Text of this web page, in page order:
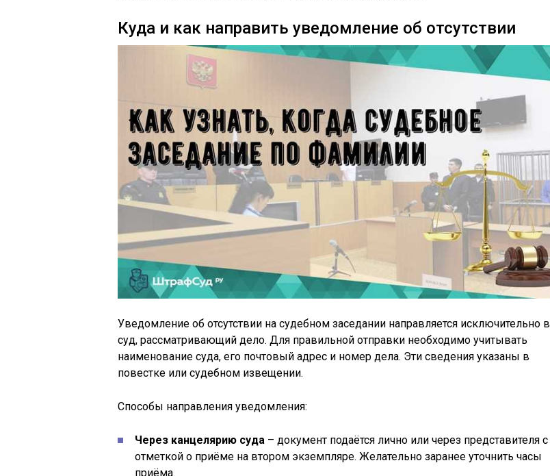
Куда и как направить уведомление об отсутствии
Уведомление об отсутствии на судебном заседании направляется исключительно в
суд, рассматривающий дело. Для правильной отправки необходимо учитывать
наименование суда, его почтовый адрес и номер дела. Эти сведения указаны в
повестке или судебном извещении.
Способы направления уведомления:
Через канцелярию суда – документ подаётся лично или через представителя с
отметкой о приёме на втором экземпляре. Желательно заранее уточнить часы
приёма.